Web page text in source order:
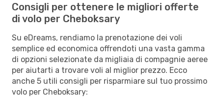
Consigli per ottenere le migliori offerte
di volo per Cheboksary
Su eDreams, rendiamo la prenotazione dei voli
semplice ed economica offrendoti una vasta gamma
di opzioni selezionate da migliaia di compagnie aeree
per aiutarti a trovare voli al miglior prezzo. Ecco
anche 5 utili consigli per risparmiare sul tuo prossimo
volo per Cheboksary: